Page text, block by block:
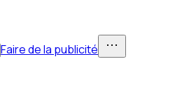
Faire de la publicité